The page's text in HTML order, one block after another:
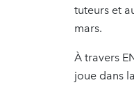
tuteurs et
mars.
À travers
joue dans